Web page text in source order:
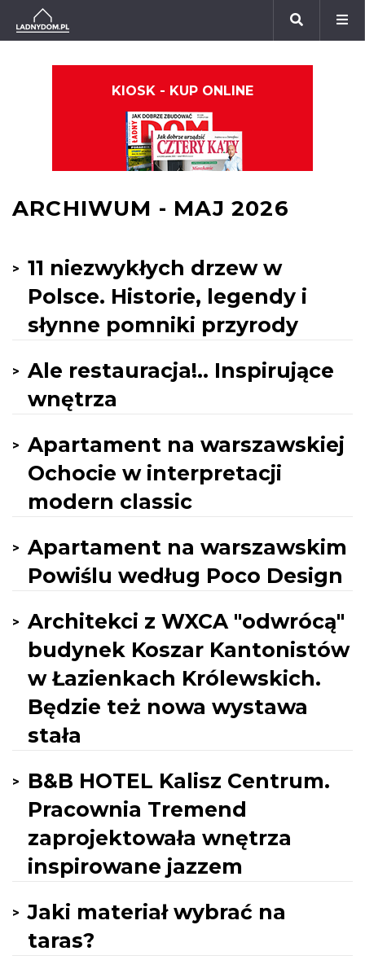
KIOSK - KUP ONLINE
ARCHIWUM - MAJ 2026
11 niezwykłych drzew w
Polsce. Historie, legendy i
słynne pomniki przyrody
Ale restauracja!.. Inspirujące
wnętrza
Apartament na warszawskiej
Ochocie w interpretacji
modern classic
Apartament na warszawskim
Powiślu według Poco Design
Architekci z WXCA "odwrócą"
budynek Koszar Kantonistów
w Łazienkach Królewskich.
Będzie też nowa wystawa
stała
B&B HOTEL Kalisz Centrum.
Pracownia Tremend
zaprojektowała wnętrza
inspirowane jazzem
Jaki materiał wybrać na
taras?